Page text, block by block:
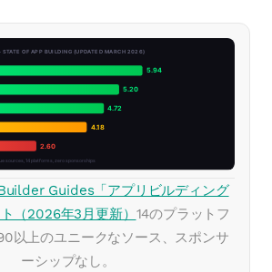
Guides「アプリビルディング
（2026年3月更新） 14のプラットフ
以上のユニークなソース、スポンサ
ーシップなし。